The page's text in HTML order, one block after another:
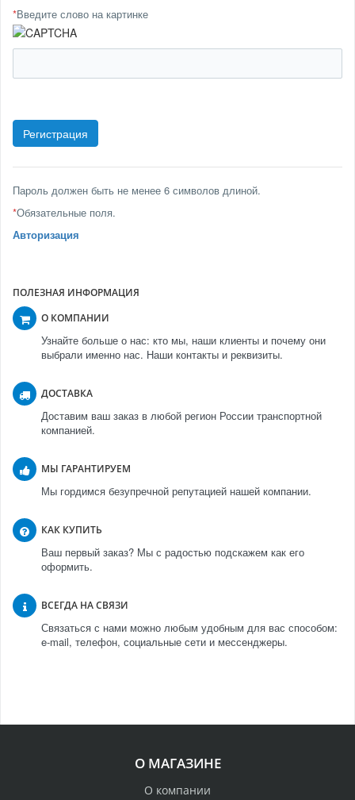
*Введите слово на картинке
Пароль должен быть не менее 6 символов длиной.
*Обязательные поля.
Авторизация
ПОЛЕЗНАЯ ИНФОРМАЦИЯ
О КОМПАНИИ
Узнайте больше о нас: кто мы, наши клиенты и почему они
выбрали именно нас. Наши контакты и реквизиты.
ДОСТАВКА
Доставим ваш заказ в любой регион России транспортной
компанией.
МЫ ГАРАНТИРУЕМ
Мы гордимся безупречной репутацией нашей компании.
КАК КУПИТЬ
Ваш первый заказ? Мы с радостью подскажем как его
оформить.
ВСЕГДА НА СВЯЗИ
Связаться с нами можно любым удобным для вас способом:
e-mail, телефон, социальные сети и мессенджеры.
О МАГАЗИНЕ
О компании